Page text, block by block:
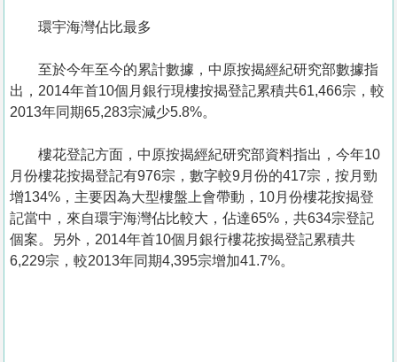
環宇海灣佔比最多
至於今年至今的累計數據，中原按揭經紀研究部數據指
出，2014年首10個月銀行現樓按揭登記累積共61,466宗，較
2013年同期65,283宗減少5.8%。
樓花登記方面，中原按揭經紀研究部資料指出，今年10
月份樓花按揭登記有976宗，數字較9月份的417宗，按月勁
增134%，主要因為大型樓盤上會帶動，10月份樓花按揭登
記當中，來自環宇海灣佔比較大，佔達65%，共634宗登記
個案。另外，2014年首10個月銀行樓花按揭登記累積共
6,229宗，較2013年同期4,395宗增加41.7%。